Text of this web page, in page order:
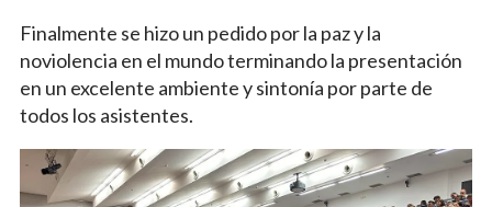
Finalmente se hizo un pedido por la paz y la
noviolencia en el mundo terminando la presentación
en un excelente ambiente y sintonía por parte de
todos los asistentes.